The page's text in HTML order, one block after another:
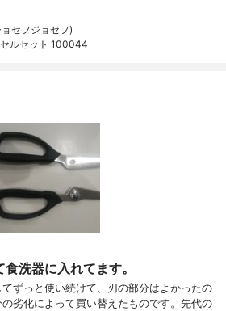
セフジョセフ)
ルセット 100044
洗器に入れてます。
ずっと使い続けて、刃の部分はよかったの
劣化によって買い替えたものです。先代の